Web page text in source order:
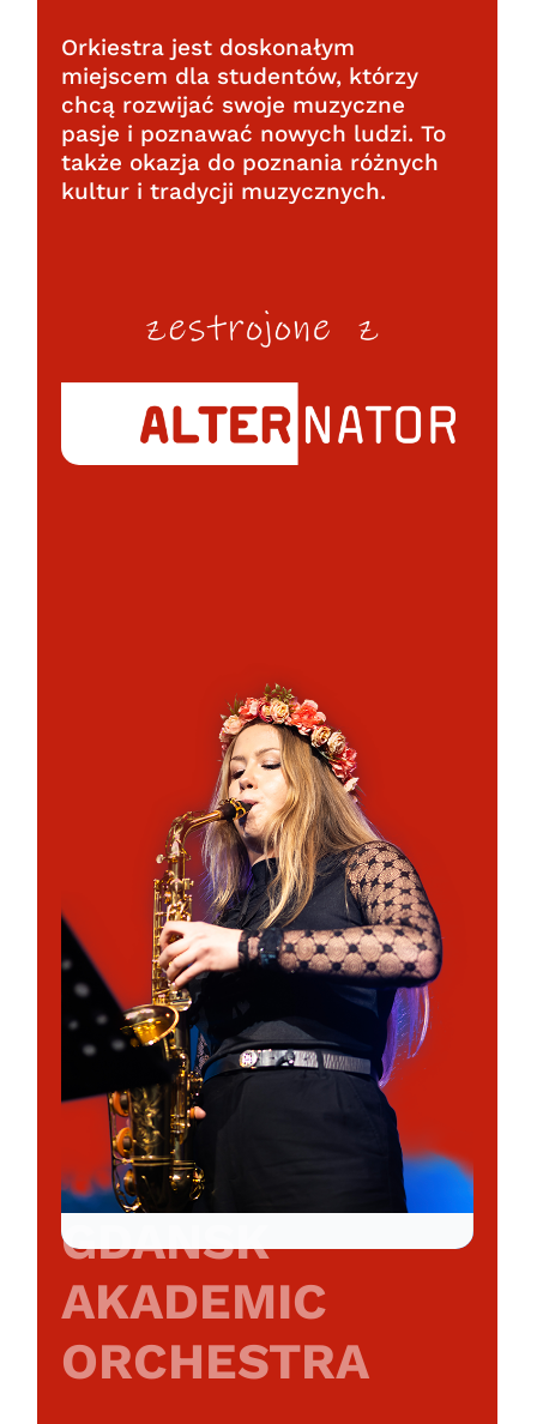
Orkiestra jest doskonałym
miejscem dla studentów, którzy
chcą rozwijać swoje muzyczne
pasje i poznawać nowych ludzi. To
także okazja do poznania różnych
kultur i tradycji muzycznych.
GDANSK
AKADEMIC
ORCHESTRA